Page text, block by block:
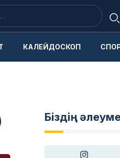
КАЛЕЙДОСКОП
Біздің